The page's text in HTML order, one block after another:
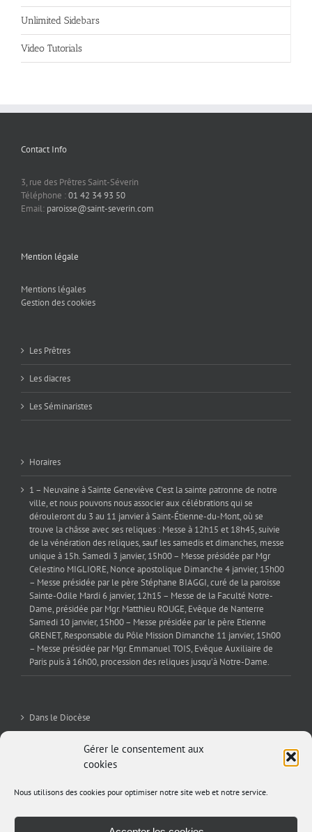
Gérer le consentement aux
cookies
Nous utilisons des cookies pour optimiser notre site web et notre service.
Unlimited Sidebars
Video Tutorials
Contact Info
3, rue des Prêtres Saint-Séverin
Téléphone :01 42 34 93 50
Email: paroisse@saint-severin.com
Mention légale
Mentions légales
Gestion des cookies
Les Prêtres
Les diacres
Les Séminaristes
Horaires
1 – Neuvaine à Sainte Geneviève C’est la sainte patronne de notre
ville, et nous pouvons nous associer aux célébrations qui se
dérouleront du 3 au 11 janvier à Saint-Étienne-du-Mont, où se
trouve la châsse avec ses reliques : Messe à 12h15 et 18h45, suivie
de la vénération des reliques, sauf les samedis et dimanches, messe
unique à 15h. Samedi 3 janvier, 15h00 – Messe présidée par Mgr
Celestino MIGLIORE, Nonce apostolique Dimanche 4 janvier, 15h00
– Messe présidée par le père Stéphane BIAGGI, curé de la paroisse
Sainte-Odile Mardi 6 janvier, 12h15 – Messe de la Faculté Notre-
Dame, présidée par Mgr. Matthieu ROUGE, Evêque de Nanterre
Samedi 10 janvier, 15h00 – Messe présidée par le père Etienne
GRENET, Responsable du Pôle Mission Dimanche 11 janvier, 15h00
– Messe présidée par Mgr. Emmanuel TOIS, Evêque Auxiliaire de
Paris puis à 16h00, procession des reliques jusqu’à Notre-Dame.
Dans le Diocèse